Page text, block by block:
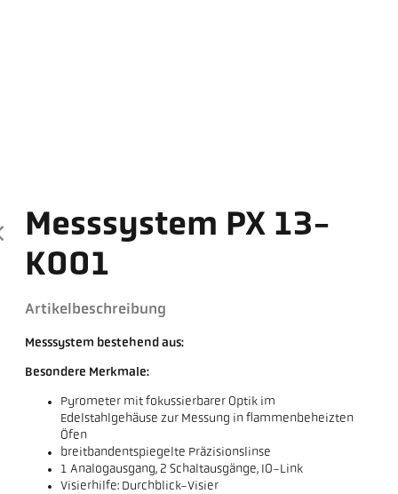
Messsystem PX 13-
K001
Artikelbeschreibung
Messsystem bestehend aus:
Besondere Merkmale:
Pyrometer mit fokussierbarer Optik im
Edelstahlgehäuse zur Messung in flammenbeheizten
Öfen
breitbandentspiegelte Präzisionslinse
1 Analogausgang, 2 Schaltausgänge, IO-Link
Visierhilfe: Durchblick-Visier